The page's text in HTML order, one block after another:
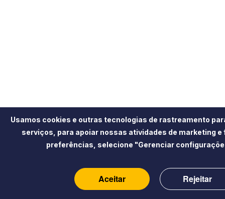
Usamos cookies e outras tecnologias de rastreamento
serviços, para apoiar nossas atividades de marketing
preferências, selecione "Gerenciar
Aceitar Rejeitar